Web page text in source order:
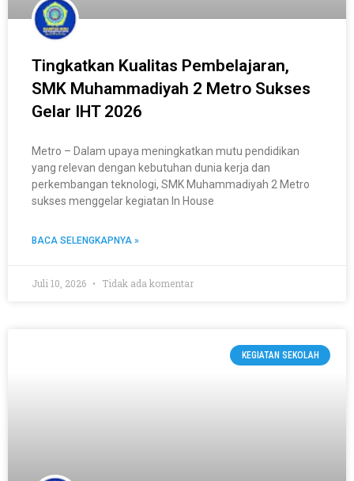
Tingkatkan Kualitas Pembelajaran,
SMK Muhammadiyah 2 Metro Sukses
Gelar IHT 2026
Metro – Dalam upaya meningkatkan mutu pendidikan
yang relevan dengan kebutuhan dunia kerja dan
perkembangan teknologi, SMK Muhammadiyah 2 Metro
sukses menggelar kegiatan In House
BACA SELENGKAPNYA »
Juli 10, 2026 Tidak ada komentar
KEGIATAN SEKOLAH